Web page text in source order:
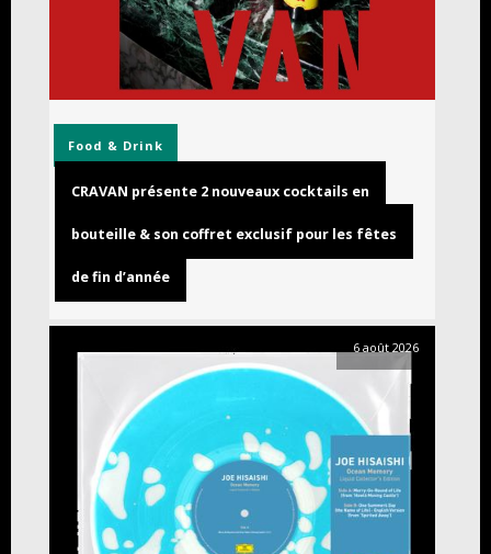
Food & Drink
CRAVAN présente 2 nouveaux cocktails en
bouteille & son coffret exclusif pour les fêtes
de fin d’année
6 août 2026